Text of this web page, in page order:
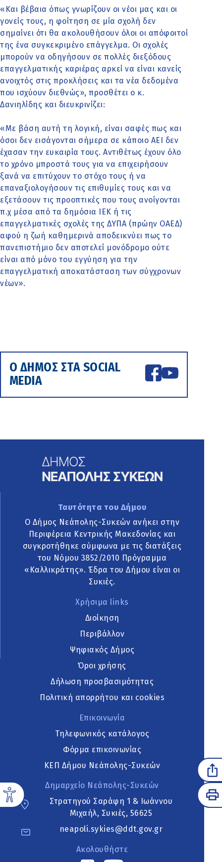
«Και βέβαια όπως γνωρίζουν οι νέοι μας και οι
γονείς τους, η φοίτηση σε μία σχολή δεν
σημαίνει ότι θα ακολουθήσουν όλοι οι απόφοιτοί
της ένα συγκεκριμένο επάγγελμα. Οι σχολές
μπορούν να οδηγήσουν σε πολλές διεξόδους
επαγγελματικής καριέρας αρκεί να είναι κανείς
ανοιχτός στις προκλήσεις και τα νέα δεδομένα
που ισχύουν διεθνώς», προσθέτει ο κ.
Δανιηλίδης και διευκρινίζει:
«Με βάση αυτή τη λογική, είναι σαφές πως και
όσοι δεν εισάγονται σήμερα σε κάποιο ΑΕΙ δεν
έχασαν την ευκαιρία τους. Αντιθέτως έχουν όλο
το χρόνο μπροστά τους για να επιχειρήσουν
ξανά να επιτύχουν το στόχο τους ή να
επαναξιολογήσουν τις επιθυμίες τους και να
εξετάσουν τις προοπτικές που τους ανοίγονται
π.χ μέσα από τα δημόσια ΙΕΚ ή τις
επαγγελματικές σχολές της ΔΥΠΑ (πρώην ΟΑΕΔ)
αφού η ζωή καθημερινά αποδεικνύει πως το
πανεπιστήμιο δεν αποτελεί μονόδρομο ούτε
είναι από μόνο του εγγύηση για την
επαγγελματική αποκατάσταση των σύγχρονων
νέων».
Ο ΔΗΜΟΣ ΣΤΑ SOCIAL
MEDIA
Ταυτότητα του Δήμου
Ο Δήμος Νεάπολης-Συκεών ανήκει στην
Περιφέρεια Κεντρικής Μακεδονίας και
συγκροτήθηκε σύμφωνα με τις διατάξεις
του Νόμου 3852/2010 Πρόγραμμα
«Καλλικράτης». Έδρα του Δήμου είναι οι
Συκιές.
Χρήσιμα links
Διοίκηση
Περιβάλλον
Ψηφιακός Δήμος
Όροι χρήσης
Δήλωση προσβασιμότητας
Πολιτική απορρήτου και cookies
Επικοινωνία
Τηλεφωνικός κατάλογος
Φόρμα επικοινωνίας
ΚΕΠ Δήμου Νεάπολης-Συκεών
Δημαρχείο Νεάπολης-Συκεών
Στρατηγού Σαράφη 1 & Ιωάννου
Μιχαήλ, Συκιές, 56625
neapoli.sykies@ddt.gov.gr
Ακολουθήστε